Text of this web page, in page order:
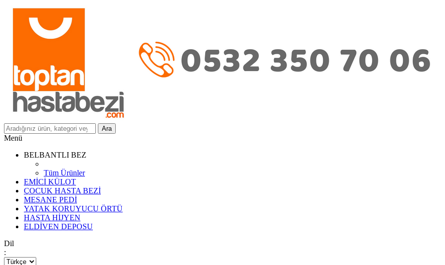
Ara
Menü
BELBANTLI BEZ
Tüm Ürünler
EMİCİ KÜLOT
ÇOCUK HASTA BEZİ
MESANE PEDİ
YATAK KORUYUCU ÖRTÜ
HASTA HİJYEN
ELDİVEN DEPOSU
Dil
: